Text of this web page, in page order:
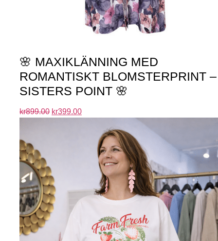
🌸 MAXIKLÄNNING MED
ROMANTISKT BLOMSTERPRINT –
SISTERS POINT 🌸
kr899.00 kr399.00